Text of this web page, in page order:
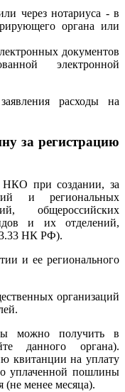
через нотариуса - в
органа или
документов
электронной
расходы на
за регистрацию
НКО при создании, за
и региональных
общероссийских
и их отделений,
НК РФ).
и ее регионального
организаций
можно получить в
данного органа).
квитанции на уплату
уплаченной пошлины
(не менее месяца).